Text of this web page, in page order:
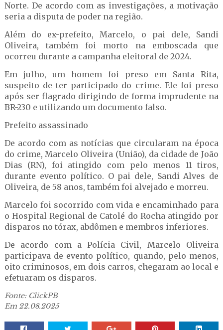
Norte. De acordo com as investigações, a motivação
seria a disputa de poder na região.
Além do ex-prefeito, Marcelo, o pai dele, Sandi
Oliveira, também foi morto na emboscada que
ocorreu durante a campanha eleitoral de 2024.
Em julho, um homem foi preso em Santa Rita,
suspeito de ter participado do crime. Ele foi preso
após ser flagrado dirigindo de forma imprudente na
BR-230 e utilizando um documento falso.
Prefeito assassinado
De acordo com as notícias que circularam na época
do crime, Marcelo Oliveira (União), da cidade de João
Dias (RN), foi atingido com pelo menos 11 tiros,
durante evento político. O pai dele, Sandi Alves de
Oliveira, de 58 anos, também foi alvejado e morreu.
Marcelo foi socorrido com vida e encaminhado para
o Hospital Regional de Catolé do Rocha atingido por
disparos no tórax, abdômen e membros inferiores.
De acordo com a Polícia Civil, Marcelo Oliveira
participava de evento político, quando, pelo menos,
oito criminosos, em dois carros, chegaram ao local e
efetuaram os disparos.
Fonte: ClickPB
Em 22.08.2025